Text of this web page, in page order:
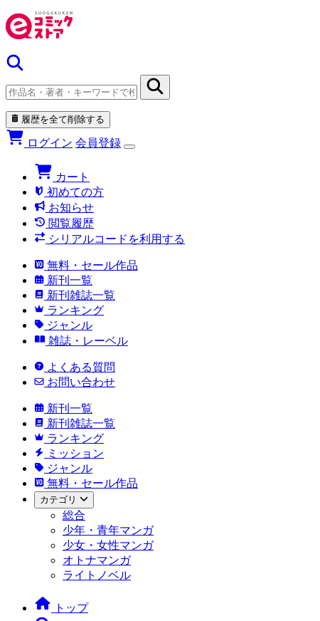
履歴を全て削除する
ログイン 会員登録
カート
初めての方
お知らせ
閲覧履歴
シリアルコードを利用する
無料・セール作品
新刊一覧
新刊雑誌一覧
ランキング
ジャンル
雑誌・レーベル
よくある質問
お問い合わせ
新刊一覧
新刊雑誌一覧
ランキング
ミッション
ジャンル
無料・セール作品
カテゴリ
総合
少年・青年マンガ
少女・女性マンガ
オトナマンガ
ライトノベル
トップ